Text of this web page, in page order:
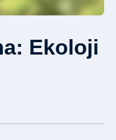
Ekoloji